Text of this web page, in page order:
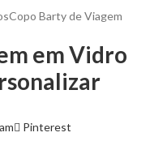
Copo Barty de Viagem
em Vidro
Pinterest